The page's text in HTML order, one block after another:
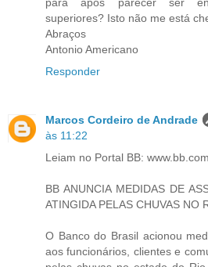
superiores? Isto não me está
Abraços
Antonio Americano
Responder
Marcos Cordeiro de Andrade
às 11:22
Leiam no Portal BB:
BB ANUNCIA MEDIDAS DE
ATINGIDA PELAS CHUVAS NO
O Banco do Brasil acionou
aos funcionários, clientes e